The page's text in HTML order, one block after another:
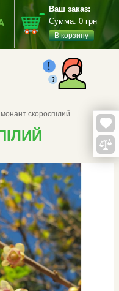
Ваш заказ:
Сумма: 0 грн
В корзину
скороспілий